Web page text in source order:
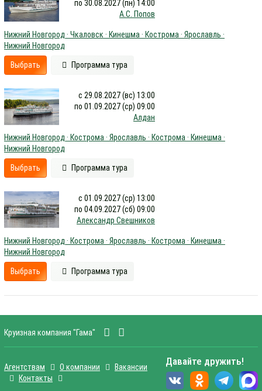
по 30.08.2027 (пн) 14:00
А.С. Попов
Нижний Новгород · Чкаловск · Кинешма · Кострома · Ярославль ·
Нижний Новгород
Выбрать Программа тура
с 29.08.2027 (вс) 13:00
по 01.09.2027 (ср) 09:00
Алдан
Нижний Новгород · Кострома · Ярославль · Кострома · Кинешма ·
Нижний Новгород
Выбрать Программа тура
с 01.09.2027 (ср) 13:00
по 04.09.2027 (сб) 09:00
Александр Свешников
Нижний Новгород · Кострома · Ярославль · Кострома · Кинешма ·
Нижний Новгород
Выбрать Программа тура
Круизная компания "Гама"
Агентствам О компании
Вакансии
Контакты
Давайте дружить!